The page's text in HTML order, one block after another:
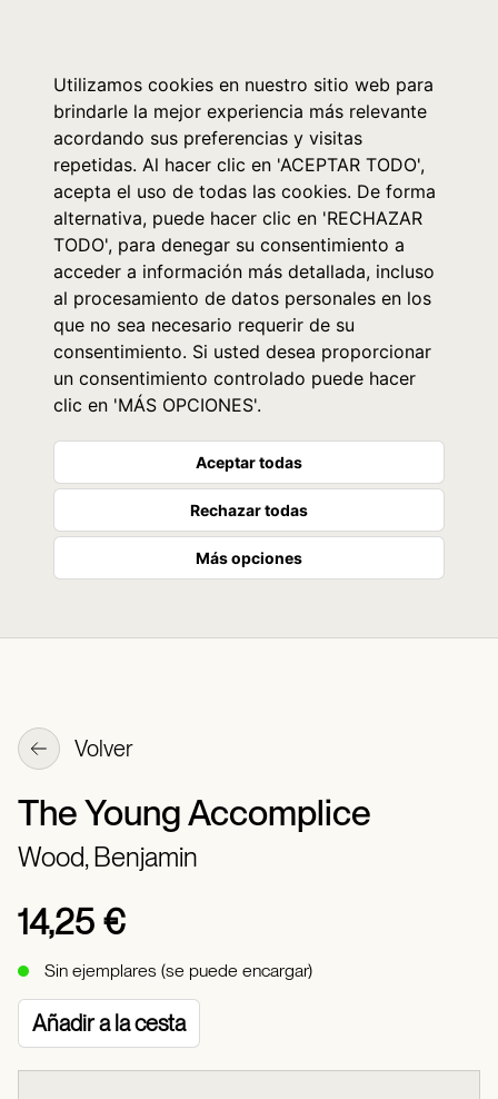
Utilizamos cookies en nuestro sitio web para
brindarle la mejor experiencia más relevante
acordando sus preferencias y visitas
repetidas. Al hacer clic en 'ACEPTAR TODO',
acepta el uso de todas las cookies. De forma
alternativa, puede hacer clic en 'RECHAZAR
TODO', para denegar su consentimiento a
acceder a información más detallada, incluso
al procesamiento de datos personales en los
que no sea necesario requerir de su
consentimiento. Si usted desea proporcionar
un consentimiento controlado puede hacer
clic en 'MÁS OPCIONES'.
Aceptar todas
Rechazar todas
Más opciones
Volver
The Young Accomplice
Wood, Benjamin
14,25 €
Sin ejemplares (se puede encargar)
Añadir a la cesta